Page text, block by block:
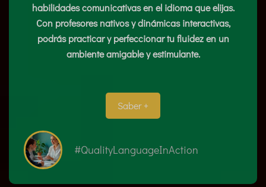
habilidades comunicativas en el idioma que elijas.
Con profesores nativos y dinámicas interactivas,
podrás practicar y perfeccionar tu fluidez en un
ambiente amigable y estimulante.
Saber +
#QualityLanguageInAction